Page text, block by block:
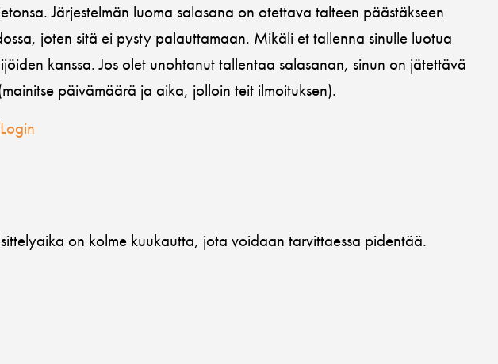
Järjestelmän luoma salasana on otettava talteen päästäkseen
joten sitä ei pysty palauttamaan. Mikäli et tallenna sinulle luotua
kanssa. Jos olet unohtanut tallentaa salasanan, sinun on jätettävä
päivämäärä ja aika, jolloin teit ilmoituksen).
on kolme kuukautta, jota voidaan tarvittaessa pidentää.